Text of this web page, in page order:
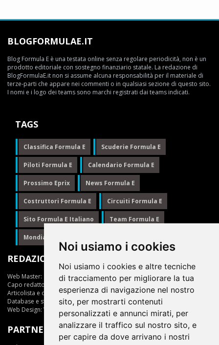
Noi usiamo i cookies
Noi usiamo i cookies e altre tecniche
di tracciamento per migliorare la tua
esperienza di navigazione nel nostro
sito, per mostrarti contenuti
personalizzati e annunci mirati, per
analizzare il traffico sul nostro sito, e
per capire da dove arrivano i nostri
BLOGFORMULAE.IT
Blog Formula E è una testata online senza regolare periodicità, non è un
prodotto editoriale con sostegno finanziario statale. La redazione di
BlogFormulaE.it non si assume alcuna responsabilità per il materiale di
terze-parti che appare nei commenti o in qualsiasi sezione di questo sito.
I nomi e i logo dei teams sono marchi registrati dai teams indicati.
TAGS
Classifica Formula E Scuderie Formula E
Piloti Formula E Calendario Formula E
Prossimo Eprix News Formula E
Costruttori Formula E Circuiti Formula E
Sito Formula E Italiano Team Formula E
Mondiale Formula E
REDAZIONE
Web Master:
Ing.Daniele Muscarella
Capo redattore:
Articolista e opinionista:Giuseppe Cianci
Database e statistiche:Marcella Toschi
Web Design: Vittorio Arena
PARTNER